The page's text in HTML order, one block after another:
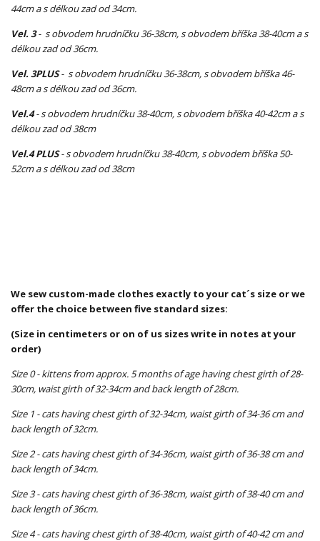
44cm a s délkou zad od 34cm.
Vel. 3- s obvodem hrudníčku 36-38cm, s obvodem bříška 38-40cm a s
délkou zad od 36cm.
Vel. 3PLUS- s obvodem hrudníčku 36-38cm, s obvodem bříška 46-
48cm a s délkou zad od 36cm.
Vel.4- s obvodem hrudníčku 38-40cm, s obvodem bříška 40-42cm a s
délkou zad od 38cm
Vel.4 PLUS- s obvodem hrudníčku 38-40cm, s obvodem bříška 50-
52cm a s délkou zad od 38cm
We sew custom-made clothes exactly to your cat´s size or we
offer the choice between five standard sizes:
(Size in centimeters or on of us sizes write in notes at your
order)
Size 0- kittens from approx. 5 months of age having chest girth of 28-
30cm, waist girth of 32-34cm and back length of 28cm.
Size 1 - cats having chest girth of 32-34cm, waist girth of 34-36 cm and
back length of 32cm.
Size 2 -cats having chest girth of 34-36cm, waist girth of 36-38 cm and
back length of 34cm.
Size 3 -cats having chest girth of 36-38cm, waist girth of 38-40 cm and
back length of 36cm.
Size 4 -cats having chest girth of 38-40cm, waist girth of 40-42 cm and